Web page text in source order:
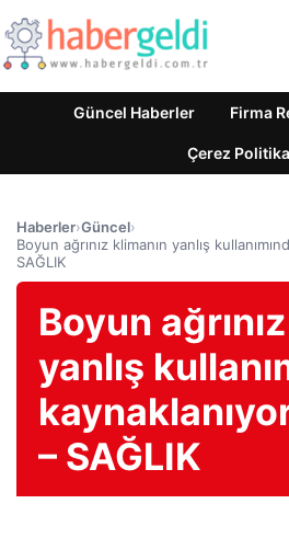
Güncel Haberler Firma
Çerez
Haberler›Güncel›
Boyun ağrınız klimanın yanlış
SAĞLIK
Boyun
yanlış
– SAĞLIK